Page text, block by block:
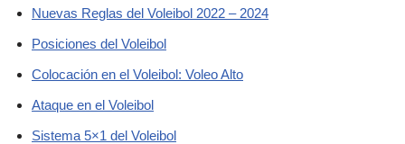
Nuevas Reglas del Voleibol 2022 – 2024
Posiciones del Voleibol
Colocación en el Voleibol: Voleo Alto
Ataque en el Voleibol
Sistema 5×1 del Voleibol